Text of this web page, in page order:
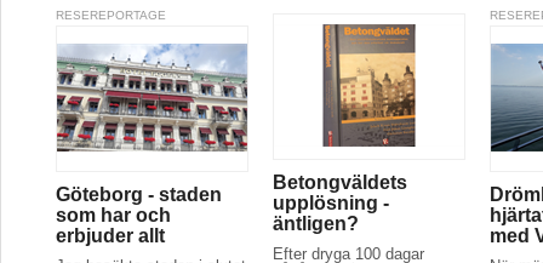
RESEREPORTAGE
Göteborg - staden
som har och
erbjuder allt
Betongväldets
upplösning -
äntligen?
Efter dryga 100 dagar
med